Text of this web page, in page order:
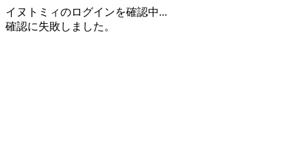
イヌトミィのログインを確認中...
確認に失敗しました。